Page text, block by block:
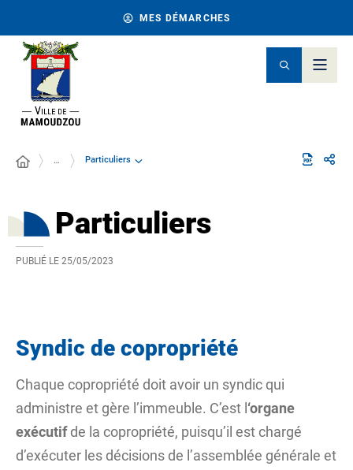
MES DÉMARCHES
… Particuliers
Particuliers
PUBLIÉ LE 25/05/2023
Syndic de copropriété
Chaque copropriété doit avoir un syndic qui
administre et gère l’immeuble. C’est l ‘organe
exécutifde la copropriété, puisqu’il est chargé
d’exécuter les décisions de l’assemblée générale et